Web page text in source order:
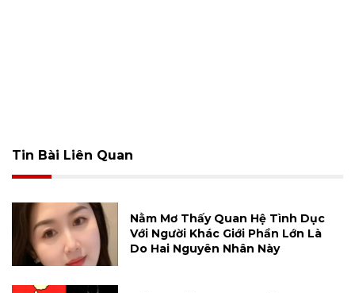
Tin Bài Liên Quan
Nằm Mơ Thấy Quan Hệ Tình Dục
Với Người Khác Giới Phần Lớn Là
Do Hai Nguyên Nhân Này